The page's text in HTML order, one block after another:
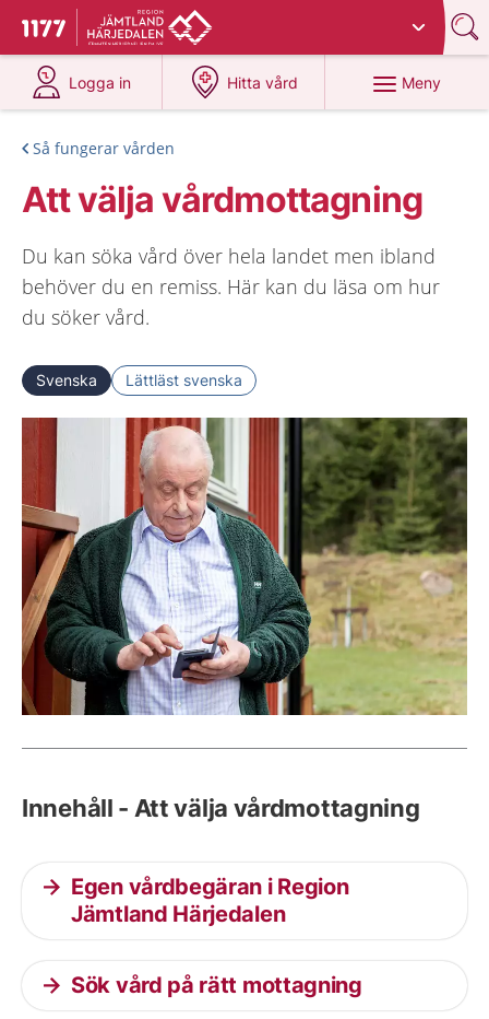
Till startsidan för 1177
Du har valt region
Logga in
på 1177.se
Hitta vård
på 1177.se
Meny
Så fungerar vården
Att välja vårdmottagning
Du kan söka vård över hela landet men ibland
behöver du en remiss. Här kan du läsa om hur
du söker vård.
Svenska Lättläst svenska
Innehåll - Att välja vårdmottagning
Egen vårdbegäran i Region
Jämtland Härjedalen
Sök vård på rätt mottagning